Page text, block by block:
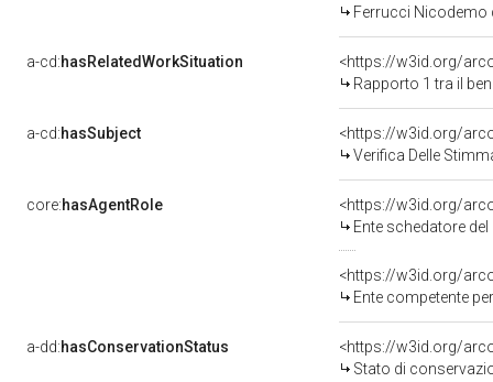
Ferrucci Nicodemo
a-cd:hasRelatedWorkSituation
<https://w3id.org/
Rapporto 1 tra il
a-cd:hasSubject
<https://w3id.org/
Verifica Delle
core:hasAgentRole
<https://w3id.org/
Ente schedatore del bene
<https://w3id.org/
Ente competente per tutela del
a-dd:hasConservationStatus
<https://w3id.org/
Stato di